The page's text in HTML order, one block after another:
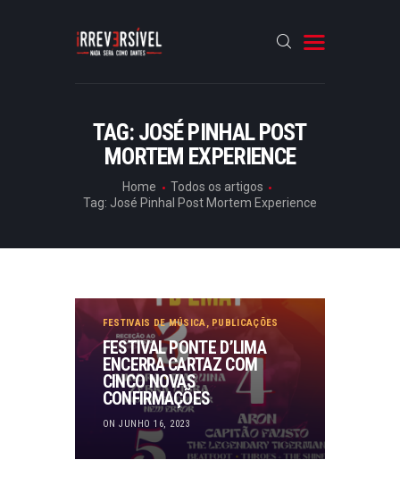
TAG: JOSÉ PINHAL POST
MORTEM EXPERIENCE
Home
Todos os artigos
Tag: José Pinhal Post Mortem Experience
HOME
CRÓNICAS
ENTREVISTAS
ARTIGOS
FESTIVAIS DE MÚSICA, PUBLICAÇÕES
FESTIVAL PONTE D’LIMA
ENCERRA CARTAZ COM
CINCO NOVAS
CONFIRMAÇÕES
ON JUNHO 16, 2023